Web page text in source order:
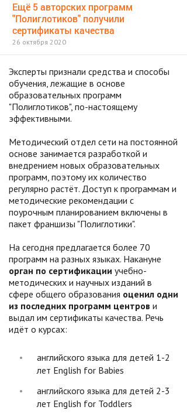
Ещё 5 авторских программ
"Полиглотиков" получили
сертификаты качества
26 октября 2020
Эксперты признали средства и способы
обучения, лежащие в основе
образовательных программ
"Полиглотиков", по-настоящему
эффективными.
Методический отдел сети на постоянной
основе занимается разработкой и
внедрением новых образовательных
программ, поэтому их количество
регулярно растёт. Доступ к программам и
методические рекомендации с
поурочным планированием включены в
пакет франшизы "Полиглотики".
На сегодня предлагается более 70
программ на разных языках. Накануне
орган по сертификации учебно-
методических и научных изданий в
сфере общего образования оценил одни
из последних программ центров и
выдал им сертификаты качества. Речь
идёт о курсах:
английского языка для детей 1-2
лет English for Babies
английского языка для детей 2-3
лет English for Toddlers